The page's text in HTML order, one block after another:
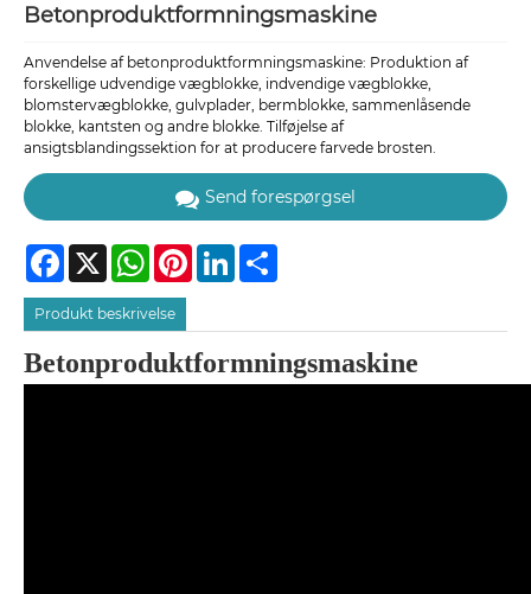
Betonproduktformningsmaskine
Anvendelse af betonproduktformningsmaskine: Produktion af
forskellige udvendige vægblokke, indvendige vægblokke,
blomstervægblokke, gulvplader, bermblokke, sammenlåsende
blokke, kantsten og andre blokke. Tilføjelse af
ansigtsblandingssektion for at producere farvede brosten.
Send forespørgsel
Facebook
X WhatsAppPinterestLinkedIn
Produkt beskrivelse
Betonproduktformningsmaskine